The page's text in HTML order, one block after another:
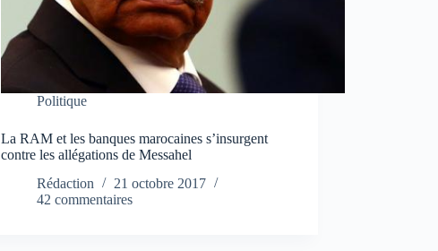
Politique
La RAM et les banques marocaines s’insurgent
contre les allégations de Messahel
Rédaction
21 octobre 2017
42 commentaires